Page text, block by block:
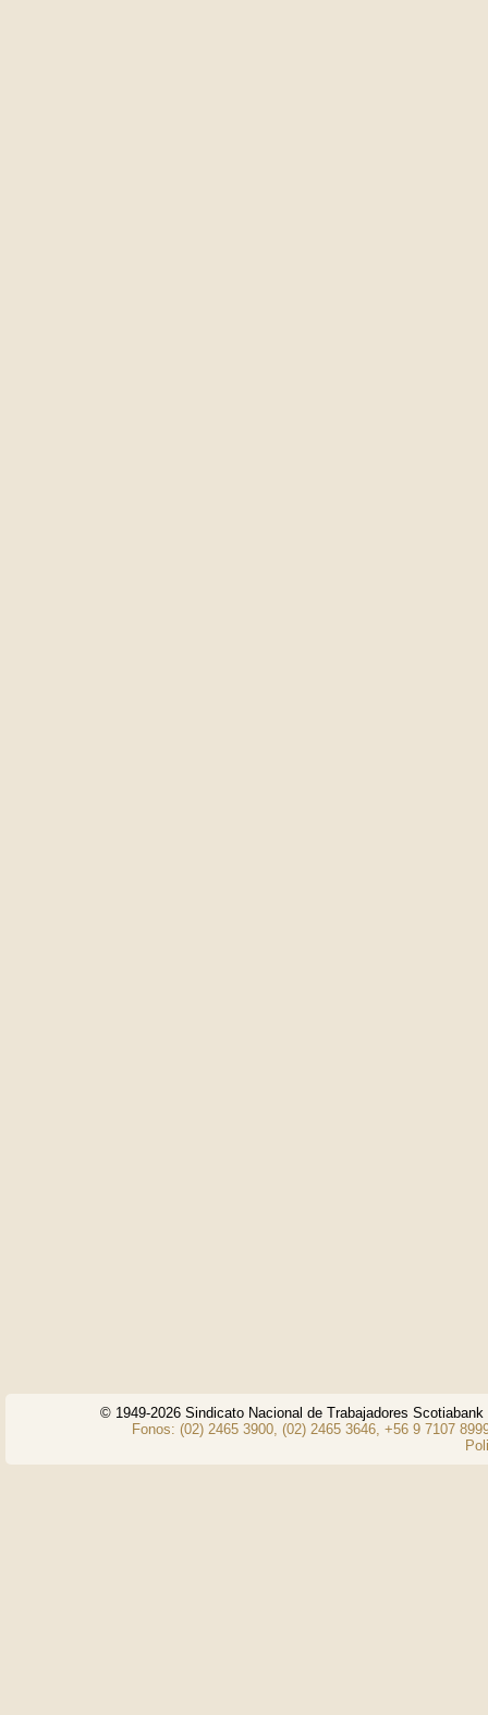
© 1949-2026 Sindicato Nacional de Trabajadores
Fonos: (02) 2465 3900, (02) 2465 3646, +56 9 7107